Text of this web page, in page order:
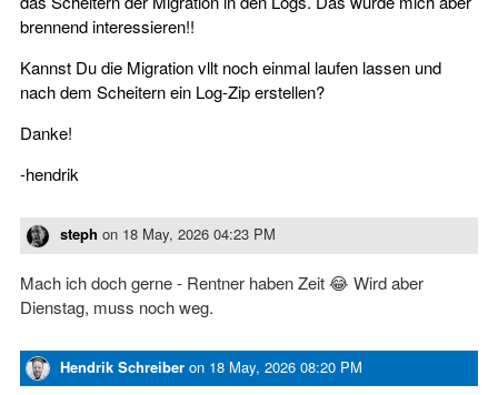
brennend interessieren!!
Kannst Du die Migration vllt noch einmal laufen lassen und
nach dem Scheitern ein Log-Zip erstellen?
Danke!
-hendrik
steph on 18 May, 2026 04:23 PM
Mach ich doch gerne - Rentner haben Zeit 😂 Wird aber
Dienstag, muss noch weg.
Hendrik Schreiber on 18 May, 2026 08:20 PM